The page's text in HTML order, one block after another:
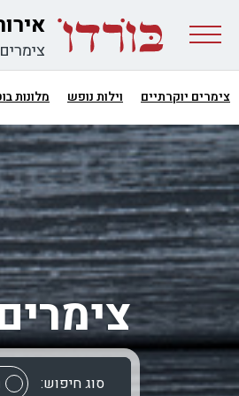
צימרים יוקרתיים וילות נופש מלונות
סוג חיפוש: